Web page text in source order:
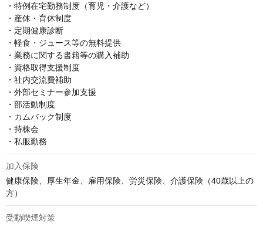
・特例在宅勤務制度（育児・介護など）
・産休・育休制度
・定期健康診断
・軽食・ジュース等の無料提供
・業務に関する書籍等の購入補助
・資格取得支援制度
・社内交流費補助
・外部セミナー参加支援
・部活動制度
・カムバック制度
・持株会
・私服勤務
加入保険
健康保険、厚生年金、雇用保険、労災保険、介護保険（40歳以上の
方）
受動喫煙対策